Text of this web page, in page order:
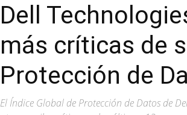
Dell
más críticas de
Protección de
El Índice Global de Protección de Datos de